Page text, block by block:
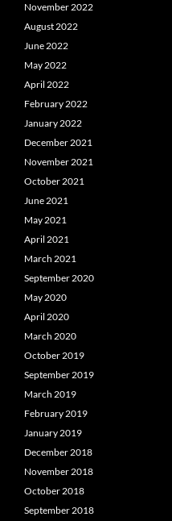
November 2022
August 2022
June 2022
May 2022
April 2022
February 2022
January 2022
December 2021
November 2021
October 2021
June 2021
May 2021
April 2021
March 2021
September 2020
May 2020
April 2020
March 2020
October 2019
September 2019
March 2019
February 2019
January 2019
December 2018
November 2018
October 2018
September 2018